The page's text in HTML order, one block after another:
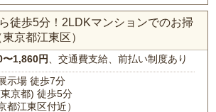
徒歩5分！2LDKマンションでのお掃
京都江東区）
〜1,860円 、交通費支給、前払い制度あり
示場 徒歩7分
京都) 徒歩5分
都江東区付近）